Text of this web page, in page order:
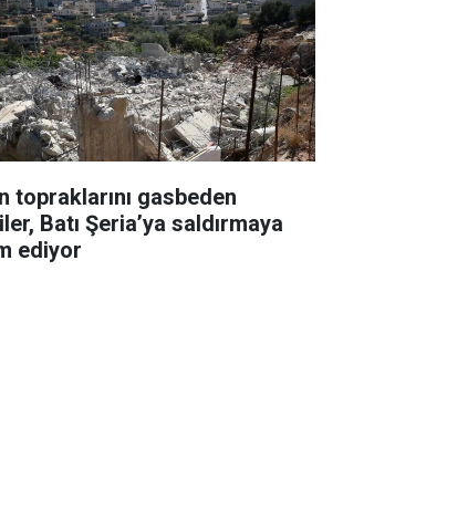
topraklarını gasbeden
Batı Şeria’ya saldırmaya
ediyor